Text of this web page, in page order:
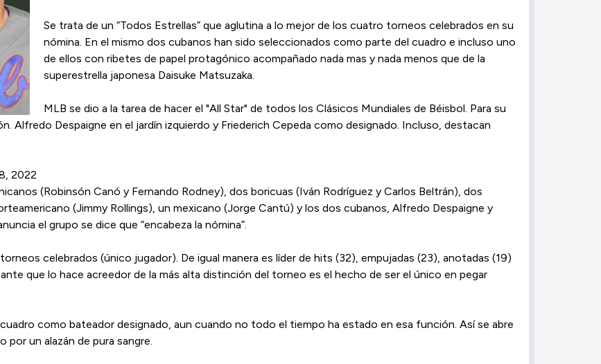
Se trata de un “Todos Estrellas” que aglutina a lo mejor de los cuatro torneos celebrados en su
nómina. En el mismo dos cubanos han sido seleccionados como parte del cuadro e incluso uno
de ellos con ribetes de papel protagónico acompañado nada mas y nada menos que de la
superestrella japonesa Daisuke Matsuzaka.
MLB se dio a la tarea de hacer el "All Star" de todos los Clásicos Mundiales de Béisbol. Para su
Alfredo Despaigne en el jardín izquierdo y Friederich Cepeda como designado. Incluso, destacan
2022
(Robinsón Canó y Fernando Rodney), dos boricuas (Iván Rodríguez y Carlos Beltrán), dos
(Jimmy Rollings), un mexicano (Jorge Cantú) y los dos cubanos, Alfredo Despaigne y
el grupo se dice que “encabeza la nómina”.
celebrados (único jugador). De igual manera es líder de hits (32), empujadas (23), anotadas (19)
que lo hace acreedor de la más alta distinción del torneo es el hecho de ser el único en pegar
como bateador designado, aun cuando no todo el tiempo ha estado en esa función. Así se abre
por un alazán de pura sangre.